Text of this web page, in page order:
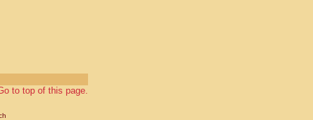
to top of this page.